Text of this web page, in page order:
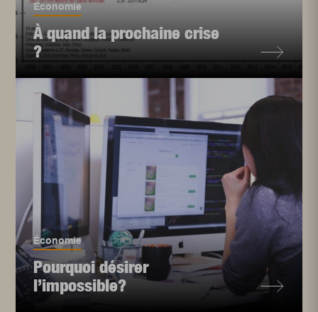
Économie
À quand la prochaine crise
?
Économie
Pourquoi désirer
l’impossible?